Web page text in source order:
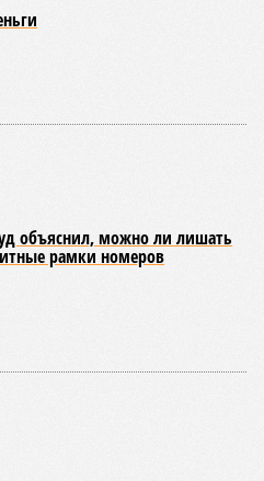
в Армению и
страны